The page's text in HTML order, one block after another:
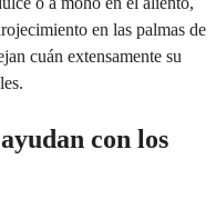
en las palmas de
cuán extensamente su
con los